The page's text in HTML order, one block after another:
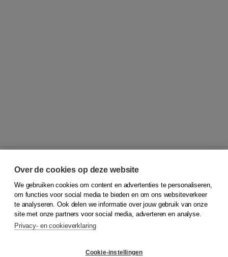
© 2026Koninklijke Boom uitgevers
Klantenservice
Service & informatie
Contact
Over de cookies op deze website
We gebruiken cookies om content en advertenties te personaliseren,
om functies voor social media te bieden en om ons websiteverkeer
te analyseren. Ook delen we informatie over jouw gebruik van onze
site met onze partners voor social media, adverteren en analyse.
Privacy- en cookieverklaring
Cookie-instellingen